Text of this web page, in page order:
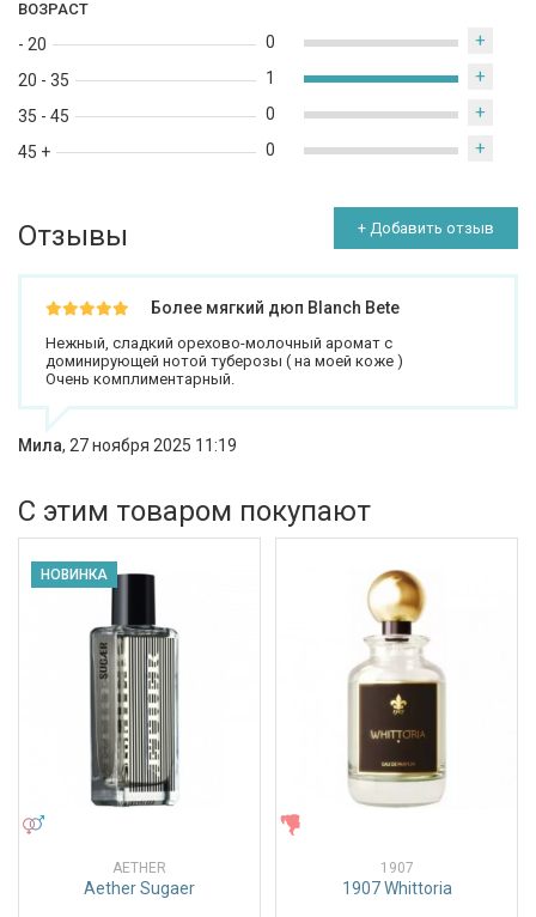
ВОЗРАСТ
- 20
20 - 35
35 - 45
45 +
0 +
1 +
0 +
0 +
Отзывы + Добавить отзыв
Более мягкий дюп Blanch Bete
Нежный, сладкий орехово-молочный аромат с
доминирующей нотой туберозы ( на моей коже )
Очень комплиментарный.
Мила, 27 ноября 2025 11:19
С этим товаром покупают
НОВИНКА
AETHER
Aether Sugaer
1907
1907 Whittoria